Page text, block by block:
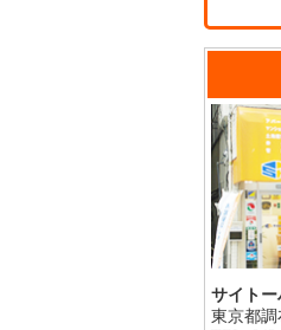
サイト
東京都調